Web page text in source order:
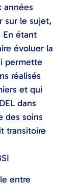
années
sur le sujet,
En étant
évoluer la
permette
réalisés
et qui
dans
des soins
transitoire
entre